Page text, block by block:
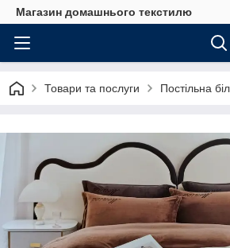
Магазин домашнього текстилю
Товари та послуги Постільна